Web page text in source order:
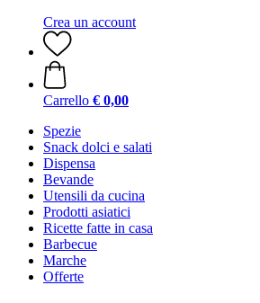
Crea un account
Carrello € 0,00
Spezie
Snack dolci e salati
Dispensa
Bevande
Utensili da cucina
Prodotti asiatici
Ricette fatte in casa
Barbecue
Marche
Offerte